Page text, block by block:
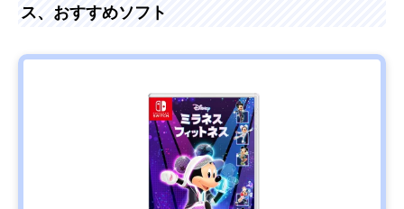
ス、おすすめソフト